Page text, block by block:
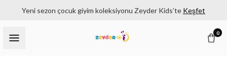
Yeni sezon çocuk giyim koleksiyonu Zeyder Kids’te Keşfet
0